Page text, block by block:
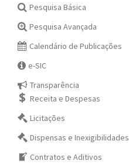
Pesquisa Básica
Pesquisa Avançada
Calendário de Publicações
e-SIC
Transparência
Receita e Despesas
Licitações
Dispensas e Inexigibilidades
Contratos e Aditivos